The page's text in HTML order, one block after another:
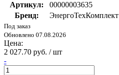
Артикул:
00000003635
Бренд:
ЭнергоТехКомплект
Под заказ
Обновлено 07.08.2026
Цена:
2 027.70 руб. / шт
-